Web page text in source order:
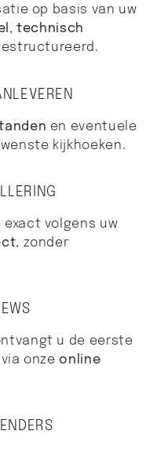
op basis van uw
technisch
en eventuele
kijkhoeken.
exact volgens uw
, zonder
u de eerste
onze online